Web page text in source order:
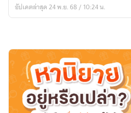
อัปเดตล่าสุด 24 พ.ย. 68 / 10:24 น.